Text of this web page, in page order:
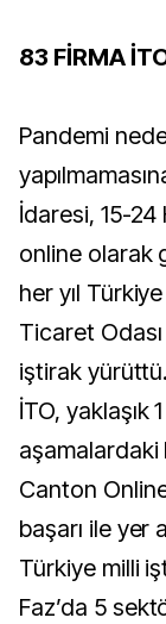
83 FİRMA
Pandemi
İdaresi, 15-
online olarak
her yıl
Ticaret
iştirak yürüttü.
İTO, yaklaşık
aşamalardaki
Canton Online
başarı ile yer
Türkiye milli
Faz’da 5